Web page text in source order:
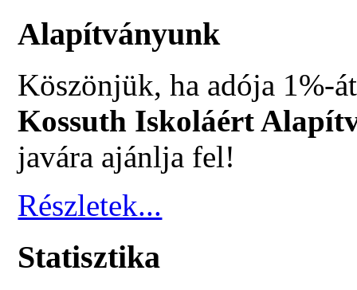
Alapítványunk
Köszönjük, ha adója 1%-
Kossuth Iskoláért
javára ajánlja fel!
Részletek...
Statisztika